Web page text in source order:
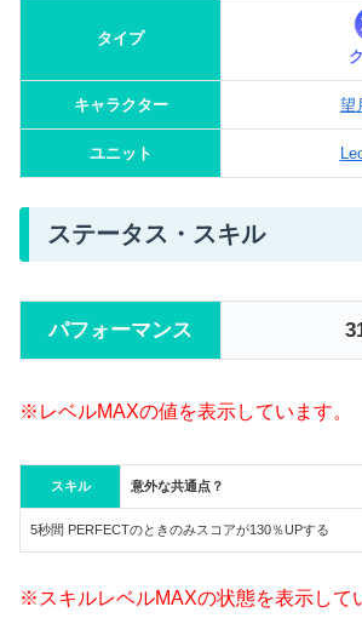
タイプ
キャラクター 望
ユニット
ステータス・スキル
パフォーマンス
※レベルMAXの値を表示しています。
スキル 意外な共通点？
5秒間 PERFECTのときのみスコアが130％UPする
※スキルレベルMAXの状態を表示して